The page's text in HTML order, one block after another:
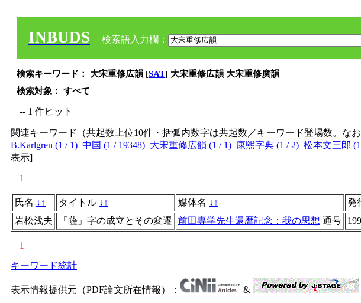
INBUDS 検索語入力欄：
検索キーワード： 大宋重修広韻 [SAT] 大宋重修広韻 大宋重修廣韻
検索対象： すべて
-- 1 件ヒット
関連キーワード（共起数上位10件・括弧内数字は共起数／キーワード登場数。な
B.Karlgren (1 / 1) 中国 (1 / 19348) 大宋重修広韻 (1 / 1) 康煕字典 (1 / 2) 松本文三郎
表示]
1
氏名 ↓ ↑ タイトル ↓ ↑ 媒体名 ↓ ↑ 発
岩松浅夫
「薩」字の成立とその変遷 前田専学先生還暦記念：我の思想 通号
1
キーワード統計
表示情報提供元（PDF論文所在情報）： &